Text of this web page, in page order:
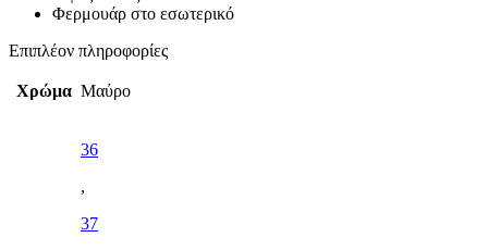
Φερμουάρ στο εσωτερικό
Επιπλέον πληροφορίες
Χρώμα Μαύρο
36
,
37